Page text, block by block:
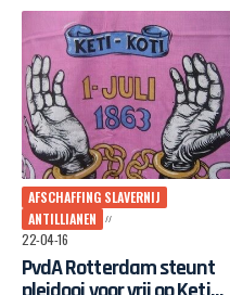
AFSCHAFFING SLAVERNIJ
ANTILLIANEN
22-04-16
PvdA Rotterdam steunt